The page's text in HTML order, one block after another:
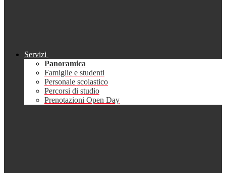
Servizi
Panoramica
Famiglie e studenti
Personale scolastico
Percorsi di studio
Prenotazioni Open Day